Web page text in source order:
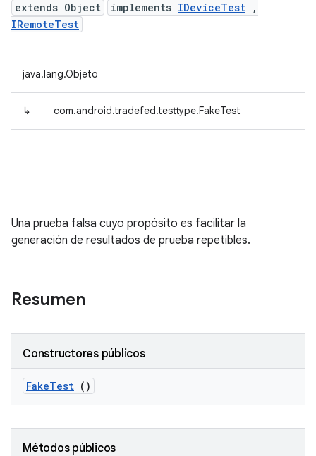
extends Object
implements IDeviceTest ,
IRemoteTest
java.lang.Objeto
↳ com.android.tradefed.testtype.FakeTest
Una prueba falsa cuyo propósito es facilitar la
generación de resultados de prueba repetibles.
Resumen
Constructores públicos
FakeTest ()
Métodos públicos